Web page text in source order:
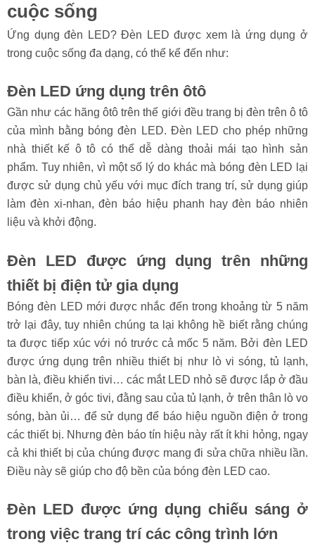
cuộc sống
Ứng dụng đèn LED? Đèn LED được xem là ứng dụng ở
trong cuộc sống đa dạng, có thể kể đến như:
Đèn LED ứng dụng trên ôtô
Gần như các hãng ôtô trên thế giới đều trang bị đèn trên ô tô
của mình bằng bóng đèn LED. Đèn LED cho phép những
nhà thiết kế ô tô có thể dễ dàng thoải mái tạo hình sản
phẩm. Tuy nhiên, vì một số lý do khác mà bóng đèn LED lại
được sử dụng chủ yếu với mục đích trang trí, sử dụng giúp
làm đèn xi-nhan, đèn báo hiệu phanh hay đèn báo nhiên
liệu và khởi động.
Đèn LED được ứng dụng trên những
thiết bị điện tử gia dụng
Bóng đèn LED mới được nhắc đến trong khoảng từ 5 năm
trở lại đây, tuy nhiên chúng ta lại không hề biết rằng chúng
ta được tiếp xúc với nó trước cả mốc 5 năm. Bởi đèn LED
được ứng dụng trên nhiều thiết bị như lò vi sóng, tủ lạnh,
bàn là, điều khiển tivi… các mắt LED nhỏ sẽ được lắp ở đầu
điều khiển, ở góc tivi, đằng sau của tủ lạnh, ở trên thân lò vo
sóng, bàn ủi… để sử dụng để báo hiệu nguồn điện ở trong
các thiết bị. Nhưng đèn báo tín hiệu này rất ít khi hỏng, ngay
cả khi thiết bị của chúng được mang đi sửa chữa nhiều lần.
Điều này sẽ giúp cho độ bền của bóng đèn LED cao.
Đèn LED được ứng dụng chiếu sáng ở
trong việc trang trí các công trình lớn